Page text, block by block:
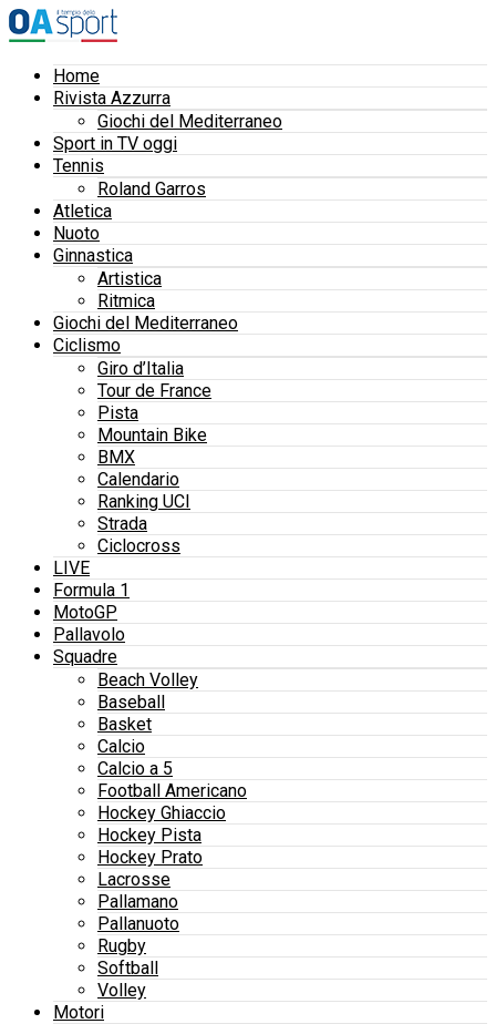
Home
Rivista Azzurra
Giochi del Mediterraneo
Sport in TV oggi
Tennis
Roland Garros
Atletica
Nuoto
Ginnastica
Artistica
Ritmica
Giochi del Mediterraneo
Ciclismo
Giro d’Italia
Tour de France
Pista
Mountain Bike
BMX
Calendario
Ranking UCI
Strada
Ciclocross
LIVE
Formula 1
MotoGP
Pallavolo
Squadre
Beach Volley
Baseball
Basket
Calcio
Calcio a 5
Football Americano
Hockey Ghiaccio
Hockey Pista
Hockey Prato
Lacrosse
Pallamano
Pallanuoto
Rugby
Softball
Volley
Motori